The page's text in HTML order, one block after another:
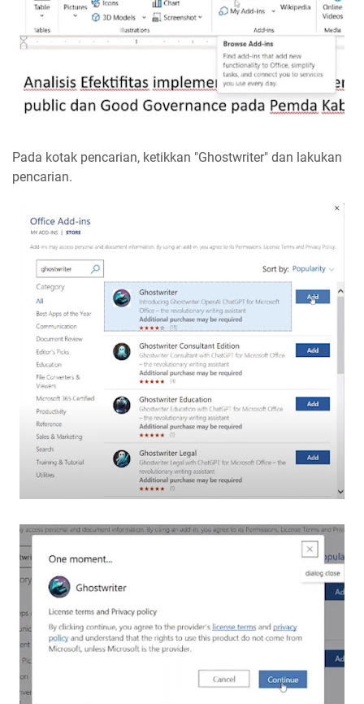
Pada kotak pencarian, ketikkan "Ghostwriter" dan lakukan
pencarian.